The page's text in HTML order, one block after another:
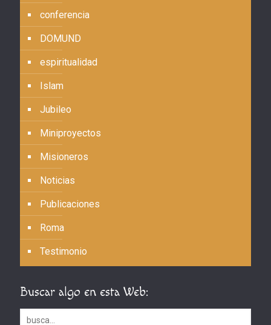
conferencia
DOMUND
espiritualidad
Islam
Jubileo
Miniproyectos
Misioneros
Noticias
Publicaciones
Roma
Testimonio
Buscar algo en esta Web: